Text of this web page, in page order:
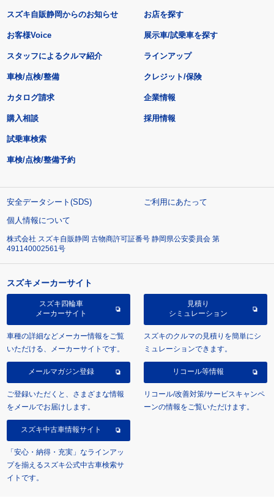
スズキ自販静岡からのお知らせ
お客様Voice
スタッフによるクルマ紹介
お店を探す
展示車/試乗車を探す
ラインアップ
車検/点検/整備 クレジット/保険
カタログ請求
購入相談
試乗車検索
車検/点検/整備予約
企業情報
採用情報
安全データシート(SDS)
ご利用にあたって
個人情報について
株式会社 スズキ自販静岡 古物商許可証番号 静岡県公安委員会 第
491140002561号
スズキメーカーサイト
スズキ四輪車
メーカーサイト
車種の詳細などメーカー情報をご覧
いただける、メーカーサイトです。
見積り
シミュレーション
スズキのクルマの見積りを簡単にシ
ミュレーションできます。
メールマガジン登録
ご登録いただくと、さまざまな情報
をメールでお届けします。
リコール等情報
リコール/改善対策/サービスキャンペ
ーンの情報をご覧いただけます。
スズキ中古車情報サイト
「安心・納得・充実」なラインアッ
プを揃えるスズキ公式中古車検索サ
イトです。